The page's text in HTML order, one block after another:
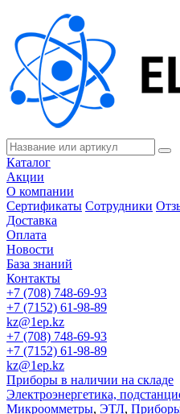
Каталог
Акции
О компании
Сертификаты Сотрудники
Доставка
Оплата
Новости
База знаний
Контакты
+7 (708) 748-69-93
+7 (7152) 61-98-89
kz@1ep.kz
+7 (708) 748-69-93
+7 (7152) 61-98-89
kz@1ep.kz
Приборы в наличии на складе
Электроэнергетика,
Микроомметры, ЭТЛ,